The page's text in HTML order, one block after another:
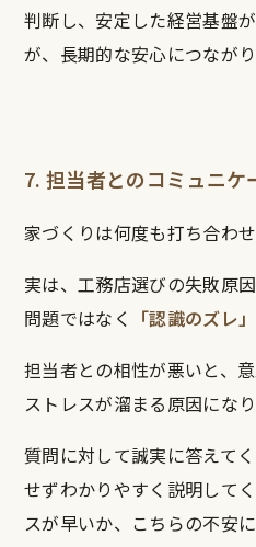
判断し、安定した経営基盤
が、長期的な安心につながり
7. 担当者とのコミュニケ
家づくりは何度も打ち合わ
実は、工務店選びの失敗原
問題ではなく
「認識のズレ」
担当者との相性が悪いと、
ストレスが溜まる原因になり
質問に対して誠実に答えて
せずわかりやすく説明して
スが早いか、こちらの不安